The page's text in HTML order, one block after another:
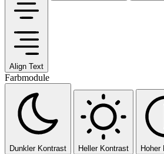
Align Text
Farbmodule
Dunkler Kontrast Heller Kontrast Hoher